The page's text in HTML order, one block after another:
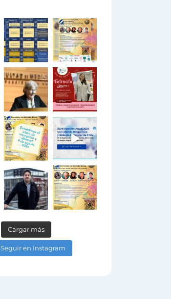
Cargar más
Seguir en Instagram